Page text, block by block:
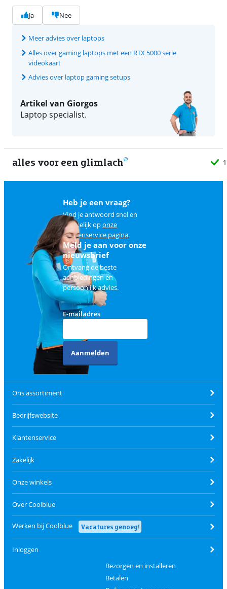
Ja Nee
Meer advies over laptops
Alles over gaming laptops met een RTX 5000 serie
videokaart
Advies over laptop gaming setups
Artikel van Giorgos
Laptop specialist.
alles voor een glimlach
Heb je een vraag?
Vind je antwoord snel en
makkelijk oponze
klantenservice pagina.
Meld je aan voor onze
nieuwsbrief
Ontvang de beste
aanbiedingen en
persoonlijk advies.
E-mailadres
Aanmelden
Ons assortiment
Bedrijfswebsite
Klantenservice
Zakelijk
Onze winkels
Over Coolblue
Werken bij Coolblue Vacatures genoeg!
Inloggen
Bezorgen en installeren
Betalen